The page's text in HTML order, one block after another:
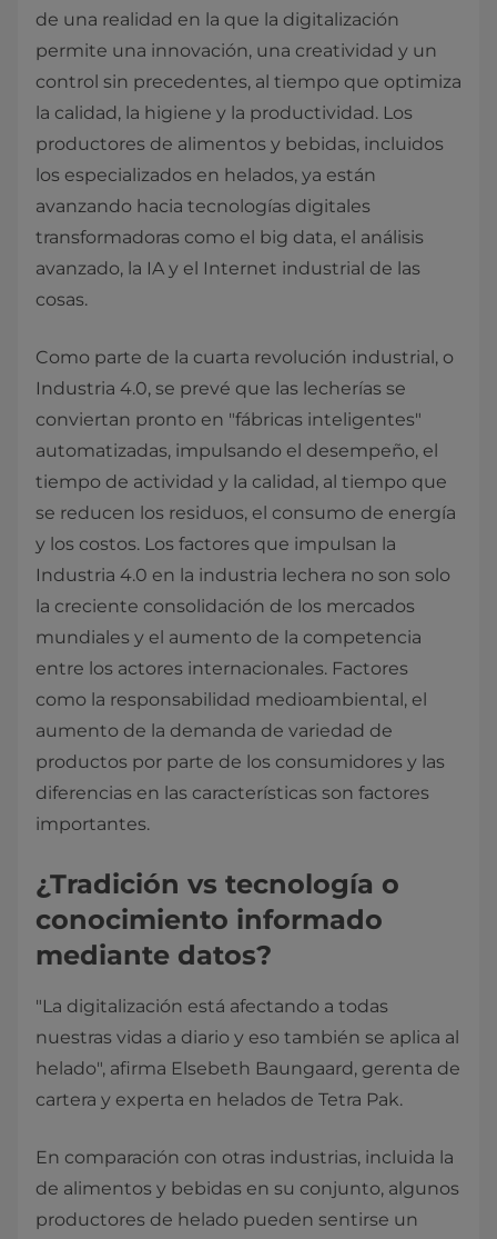
de una realidad en la que la digitalización
permite una innovación, una creatividad y un
control sin precedentes, al tiempo que optimiza
la calidad, la higiene y la productividad. Los
productores de alimentos y bebidas, incluidos
los especializados en helados, ya están
avanzando hacia tecnologías digitales
transformadoras como el big data, el análisis
avanzado, la IA y el Internet industrial de las
cosas.
Como parte de la cuarta revolución industrial, o
Industria 4.0, se prevé que las lecherías se
conviertan pronto en "fábricas inteligentes"
automatizadas, impulsando el desempeño, el
tiempo de actividad y la calidad, al tiempo que
se reducen los residuos, el consumo de energía
y los costos. Los factores que impulsan la
Industria 4.0 en la industria lechera no son solo
la creciente consolidación de los mercados
mundiales y el aumento de la competencia
entre los actores internacionales. Factores
como la responsabilidad medioambiental, el
aumento de la demanda de variedad de
productos por parte de los consumidores y las
diferencias en las características son factores
importantes.
¿Tradición vs tecnología o
conocimiento informado
mediante datos?
"La digitalización está afectando a todas
nuestras vidas a diario y eso también se aplica al
helado", afirma Elsebeth Baungaard, gerenta de
cartera y experta en helados de Tetra Pak.
En comparación con otras industrias, incluida la
de alimentos y bebidas en su conjunto, algunos
productores de helado pueden sentirse un